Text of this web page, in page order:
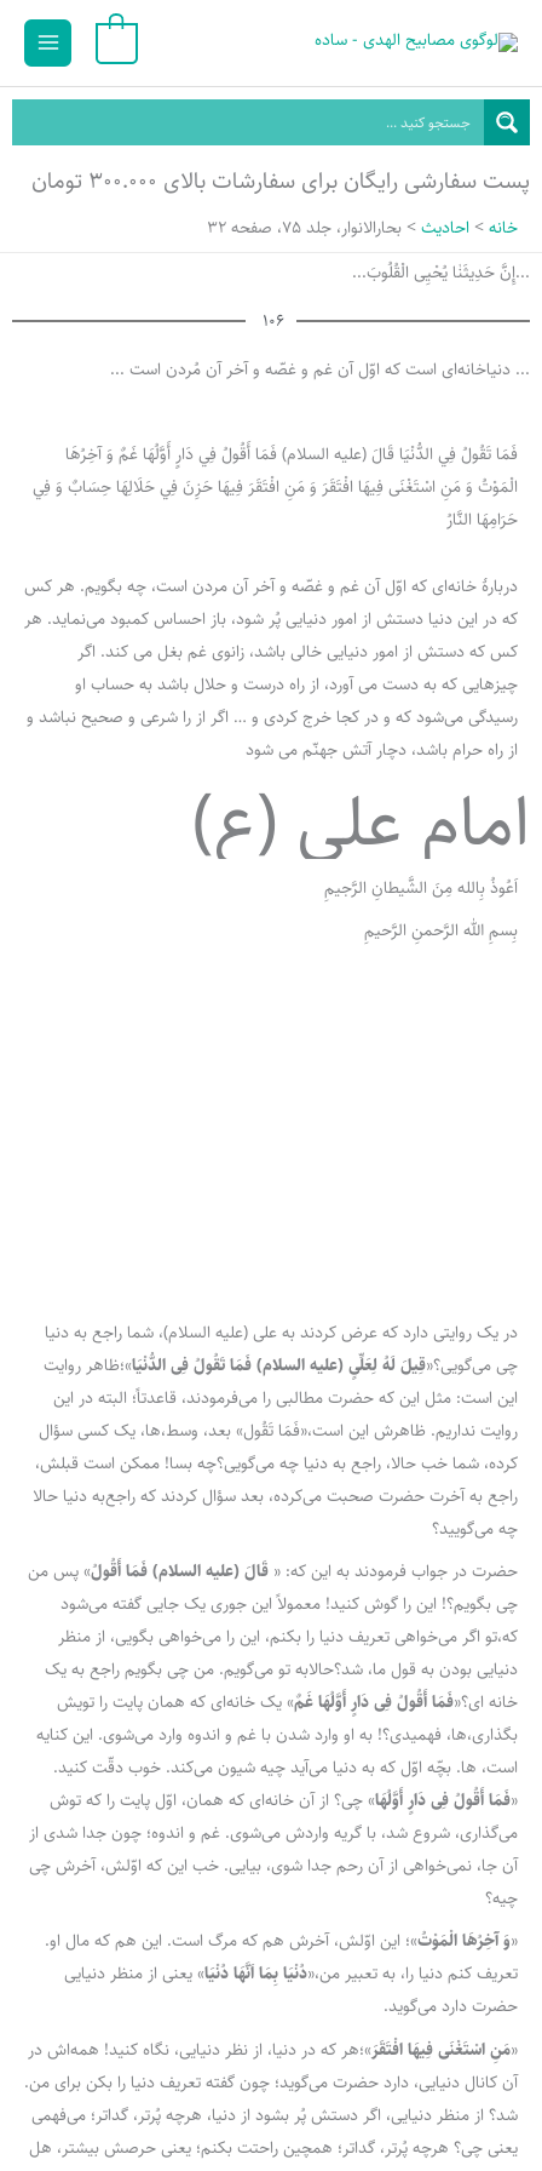
محتوا
Main
پست سفارشی رایگان برای سفارشات بالای ۳۰۰.۰۰۰ تومان
خانه احادیث
بحارالانوار، جلد 75، صفحه 32
...إِنَّ حَدِيثَنٰا یُحْیِی الْقُلُوبَ...
106
... دنیاخانه‌ای است که اوّل آن غم و غصّه و آخر آن مُردن است ...
فَمَا تَقُولُ فِي الدُّنْيَا قَالَ (علیه السلام) فَمَا أَقُولُ‌ فِي‌ دَارٍ أَوَّلُهَا غَمٌ‌ وَ آخِرُهَا
الْمَوْتُ وَ مَنِ اسْتَغْنَى فِيهَا افْتَقَرَ وَ مَنِ افْتَقَرَ فِيهَا حَزِنَ فِي حَلَالِهَا حِسَابٌ وَ فِي
حَرَامِهَا النَّارُ
دربارۀ خانه‌ای که اوّل آن غم و غصّه و آخر آن مردن است، چه بگویم. هر کس
که در این دنیا دستش از امور دنیایی پُر شود، باز احساس کمبود می‌نماید. هر
کس که دستش از امور دنیایی خالی باشد، زانوی غم بغل می کند. اگر
چیزهایی که به دست می آورد، از راه درست و حلال باشد به حساب او
رسیدگی می‌شود که و در کجا خرج کردی و … اگر از را شرعی و صحیح نباشد و
از راه حرام باشد، دچار آتش جهنّم می شود
امام علی (ع)
اَعُوذُ بِالله مِنَ الشَّیطانِ الرَّجیمِ
بِسمِ الله الرَّحمنِ الرَّحیمِ
در یک روایتی دارد که عرض کردند به علی (علیه السلام)، شما راجع به دنیا
چی می‌گویی؟«قِیلَ لَهُ لِعَلِّیٍ (علیه السلام) فَمَا تَقُولُ فِی الدُّنْیَا»؛ظاهر روایت
این است: مثل این که حضرت مطالبی را می‌فرمودند، قاعدتاً؛ البته در این
روایت نداریم. ظاهرش این است،«فَمَا تَقُول» بعد، وسط،ها، یک کسی سؤال
کرده، شما خب حالا، راجع به دنیا چه می‌گویی؟چه بسا! ممکن است قبلش،
راجع به آخرت حضرت صحبت می‌کرده، بعد سؤال کردند که راجع‌به دنیا حالا
چه می‌گویید؟
حضرت در جواب فرمودند به این که: « قَالَ (علیه السلام) فَمَا أَقُولُ» پس من
چی بگویم؟! این را گوش کنید! معمولاً این جوری یک جایی گفته می‌شود
که،تو اگر می‌خواهی تعریف دنیا را بکنم، این را می‌خواهی بگویی، از منظر
دنیایی بودن به قول ما، شد؟حالابه تو می‌گویم. من چی بگویم راجع به یک
خانه ای؟«فَمَا أَقُولُ‌ فِی‌ دَارٍ أَوَّلُهَا غَمٌ» یک خانه‌ای که همان پایت را تویش
بگذاری،ها، فهمیدی؟! به او وارد شدن با غم و اندوه وارد می‌شوی. این کنایه
است، ها. بچّه اوّل که به دنیا می‌آید چیه شیون می‌کند. خوب دقّت کنید.
«فَمَا أَقُولُ‌ فِی‌ دَارٍ أَوَّلُهَا» چی؟ از آن خانه‌ای که همان، اوّل پایت را که توش
می‌گذاری، شروع شد، با گریه واردش می‌شوی. غم و اندوه؛ چون جدا شدی از
آن جا، نمی‌خواهی از آن رحم جدا شوی، بیایی. خب این که اوّلش، آخرش چی
چیه؟
«وَ آخِرُهَا الْمَوْتُ»؛ این اوّلش، آخرش هم که مرگ است. این هم که مال او.
تعریف کنم دنیا را، به تعبیر من،«دُنْیَا بِمَا اَنَّهَا دُنْیَا» یعنی از منظر دنیایی
حضرت دارد می‌گوید.
«مَنِ اسْتَغْنَى فِیهَا افْتَقَرَ»؛هر که در دنیا، از نظر دنیایی، نگاه کنید! همه‌اش در
آن کانال دنیایی، دارد حضرت می‌گوید؛ چون گفته تعریف دنیا را بکن برای من.
شد؟ از منظر دنیایی، اگر دستش پُر بشود از دنیا، هرچه پُرتر، گداتر؛ می‌فهمی
یعنی چی؟ هرچه پُرتر، گداتر؛ همچین راحتت بکنم؛ یعنی حرصش بیشتر، هل